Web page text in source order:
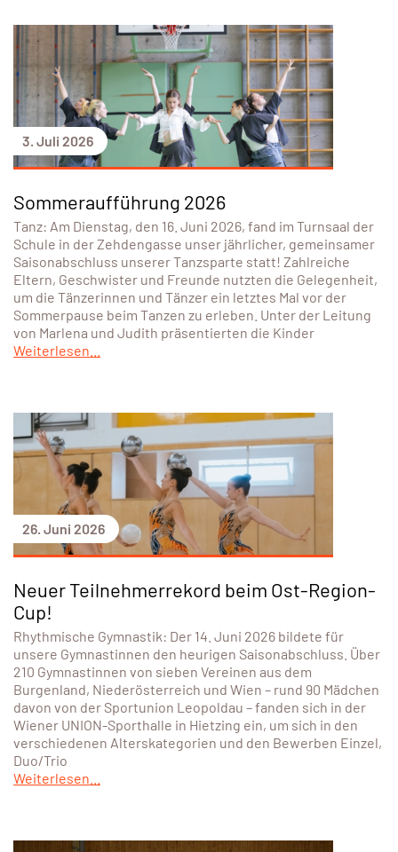
3. Juli 2026
Sommeraufführung 2026
Tanz: Am Dienstag, den 16. Juni 2026, fand im Turnsaal der
Schule in der Zehdengasse unser jährlicher, gemeinsamer
Saisonabschluss unserer Tanzsparte statt! Zahlreiche
Eltern, Geschwister und Freunde nutzten die Gelegenheit,
um die Tänzerinnen und Tänzer ein letztes Mal vor der
Sommerpause beim Tanzen zu erleben. Unter der Leitung
von Marlena und Judith präsentierten die Kinder
Weiterlesen...
26. Juni 2026
Neuer Teilnehmerrekord beim Ost-Region-
Cup!
Rhythmische Gymnastik: Der 14. Juni 2026 bildete für
unsere Gymnastinnen den heurigen Saisonabschluss. Über
210 Gymnastinnen von sieben Vereinen aus dem
Burgenland, Niederösterreich und Wien – rund 90 Mädchen
davon von der Sportunion Leopoldau – fanden sich in der
Wiener UNION-Sporthalle in Hietzing ein, um sich in den
verschiedenen Alterskategorien und den Bewerben Einzel,
Duo/Trio
Weiterlesen...